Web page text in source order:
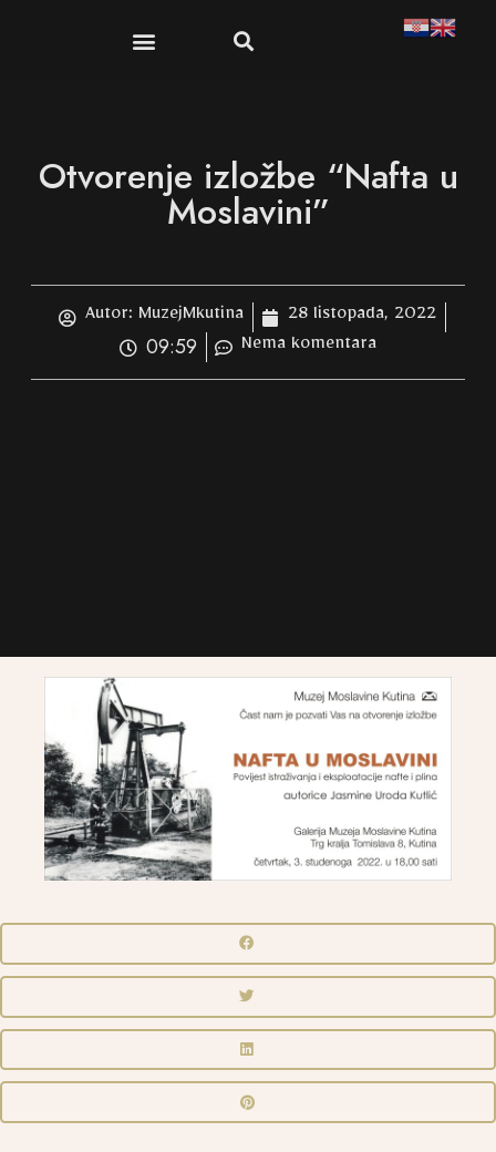
Otvorenje izložbe “Nafta u
Moslavini”
Autor: MuzejMkutina 28 listopada, 2022
09:59 Nema komentara